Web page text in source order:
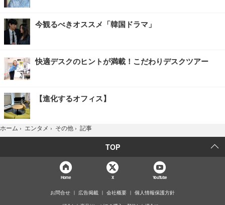
今観るべきオススメ「韓国ドラマ」
快適デスクのヒントが満載！こだわりデスクツアー
【進化するオフィス】
ホーム › エンタメ › その他 › 記事
TOP
Home X YouTube
お問合せ 広告掲載 会社概要 個人情報保護方針